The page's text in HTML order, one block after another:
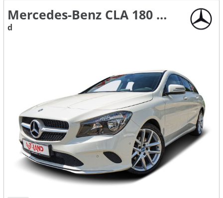
Mercedes-Benz CLA 180 Shooting Brake
d